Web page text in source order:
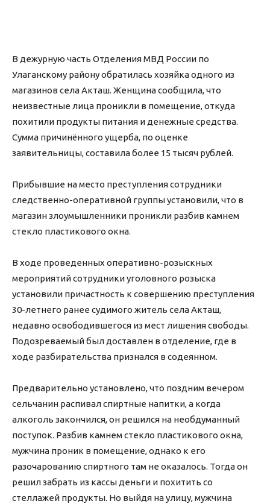
В дежурную часть Отделения МВД России по
Улаганскому району обратилась хозяйка одного из
магазинов села Акташ. Женщина сообщила, что
неизвестные лица проникли в помещение, откуда
похитили продукты питания и денежные средства.
Сумма причинённого ущерба, по оценке
заявительницы, составила более 15 тысяч рублей.
Прибывшие на место преступления сотрудники
следственно-оперативной группы установили, что в
магазин злоумышленники проникли разбив камнем
стекло пластикового окна.
В ходе проведенных оперативно-розыскных
мероприятий сотрудники уголовного розыска
установили причастность к совершению преступления
30-летнего ранее судимого житель села Акташ,
недавно освободившегося из мест лишения свободы.
Подозреваемый был доставлен в отделение, где в
ходе разбирательства признался в содеянном.
Предварительно установлено, что поздним вечером
сельчанин распивал спиртные напитки, а когда
алкоголь закончился, он решился на необдуманный
поступок. Разбив камнем стекло пластикового окна,
мужчина проник в помещение, однако к его
разочарованию спиртного там не оказалось. Тогда он
решил забрать из кассы деньги и похитить со
стеллажей продукты. Но выйдя на улицу, мужчина